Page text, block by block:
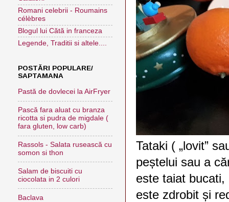
Tataki ( „lovit”
peștelui sau a
este taiat
este zdrobit și
Romani celebrii - Roumains
célèbres
Blogul lui Cătă in franceza
Legende, Traditii si altele....
POSTĂRI POPULARE/
SAPTAMANA
Pastă de dovlecei la AirFryer
Pască fara aluat cu branza
ricotta si pudra de migdale (
fara gluten, low carb)
Rassols - Salata rusească cu
somon si thon
Salam de biscuiti cu
ciocolata in 2 culori
Baclava